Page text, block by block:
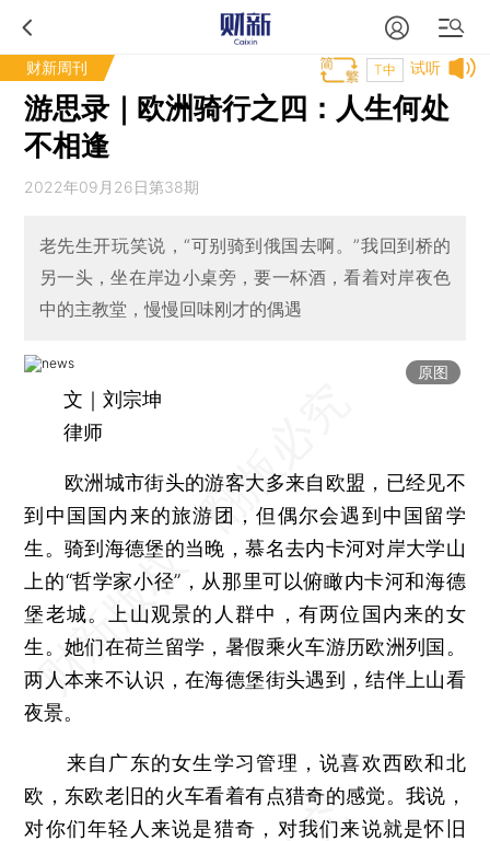
财新周刊 试听
T中
游思录｜欧洲骑行之四：人生何处
不相逢
2022年09月26日第38期
老先生开玩笑说，“可别骑到俄国去啊。”我回到桥的
另一头，坐在岸边小桌旁，要一杯酒，看着对岸夜色
中的主教堂，慢慢回味刚才的偶遇
原图
文｜刘宗坤
律师
欧洲城市街头的游客大多来自欧盟，已经见不
到中国国内来的旅游团，但偶尔会遇到中国留学
生。骑到海德堡的当晚，慕名去内卡河对岸大学山
上的“哲学家小径”，从那里可以俯瞰内卡河和海德
堡老城。上山观景的人群中，有两位国内来的女
生。她们在荷兰留学，暑假乘火车游历欧洲列国。
两人本来不认识，在海德堡街头遇到，结伴上山看
夜景。
来自广东的女生学习管理，说喜欢西欧和北
欧，东欧老旧的火车看着有点猎奇的感觉。我说，
对你们年轻人来说是猎奇，对我们来说就是怀旧